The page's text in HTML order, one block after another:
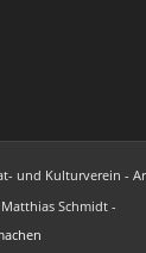
und Kulturverein -
Schmidt -